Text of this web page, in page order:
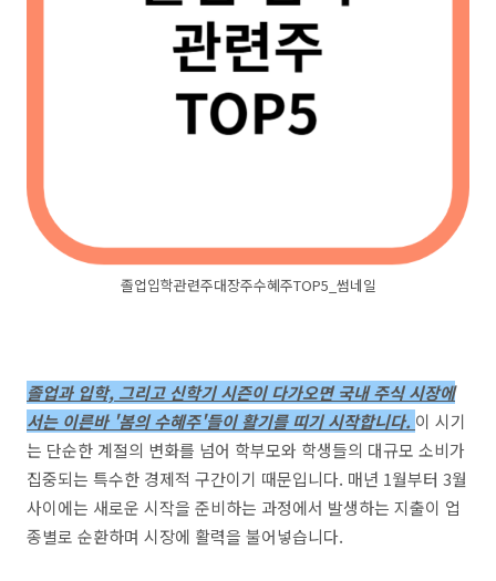
졸업입학관련주대장주수혜주TOP5_썸네일
졸업과 입학, 그리고 신학기 시즌이 다가오면 국내 주식 시장에
서는 이른바 '봄의 수혜주'들이 활기를 띠기 시작합니다. 이 시기
는 단순한 계절의 변화를 넘어 학부모와 학생들의 대규모 소비가
집중되는 특수한 경제적 구간이기 때문입니다. 매년 1월부터 3월
사이에는 새로운 시작을 준비하는 과정에서 발생하는 지출이 업
종별로 순환하며 시장에 활력을 불어넣습니다.